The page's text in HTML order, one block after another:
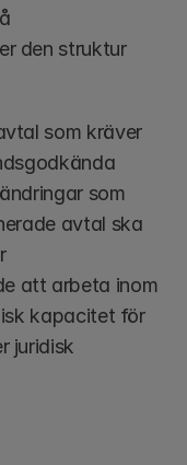
den struktur
som kräver
som
avtal ska
att arbeta inom
kapacitet för
juridisk